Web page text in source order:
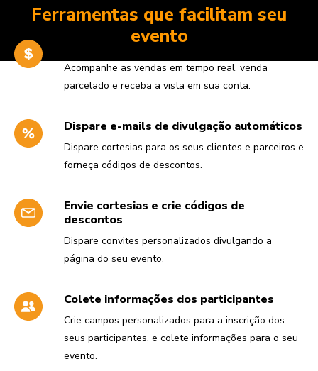
Ferramentas que facilitam seu
evento
Venda no Cartão, Boleto ou Débito
Acompanhe as vendas em tempo real, venda
parcelado e receba a vista em sua conta.
Dispare e-mails de divulgação automáticos
Dispare cortesias para os seus clientes e parceiros e
forneça códigos de descontos.
Envie cortesias e crie códigos de
descontos
Dispare convites personalizados divulgando a
página do seu evento.
Colete informações dos participantes
Crie campos personalizados para a inscrição dos
seus participantes, e colete informações para o seu
evento.